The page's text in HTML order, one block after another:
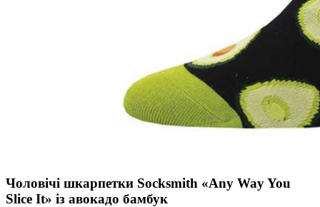
Чоловічі шкарпетки Socksmith «Any Way You
Slice It» із авокадо бамбук